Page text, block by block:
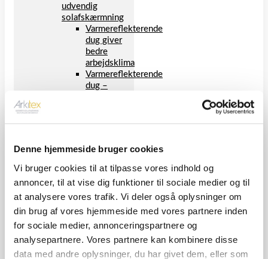
Denne hjemmeside bruger cookies
Vi bruger cookies til at tilpasse vores indhold og
annoncer, til at vise dig funktioner til sociale medier og til
at analysere vores trafik. Vi deler også oplysninger om
din brug af vores hjemmeside med vores partnere inden
for sociale medier, annonceringspartnere og
analysepartnere. Vores partnere kan kombinere disse
data med andre oplysninger, du har givet dem, eller som
udvendig
solafskærmning
Varmereflekterende
dug giver
bedre
arbejdsklima
Varmereflekterende
dug –
Gardiner
Rullegardiner
kontoret –
Støjdæmpning til
dit kontor
Sikkerhedsfilm til
Solfilm til
kontorets vinduer